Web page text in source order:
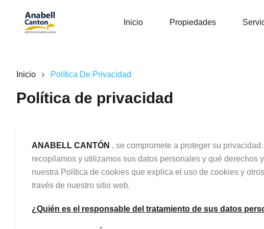
Inicio Propiedades
Inicio Política De Privacidad
Política de privacidad
ANABELL CANTÓN , se compromete a proteger su
recopilamos y utilizamos sus datos personales y qué derechos
nuestra Política de cookies que explica el uso de cookies y
través de nuestro sitio web.
¿Quién es el responsable del tratamiento de sus datos